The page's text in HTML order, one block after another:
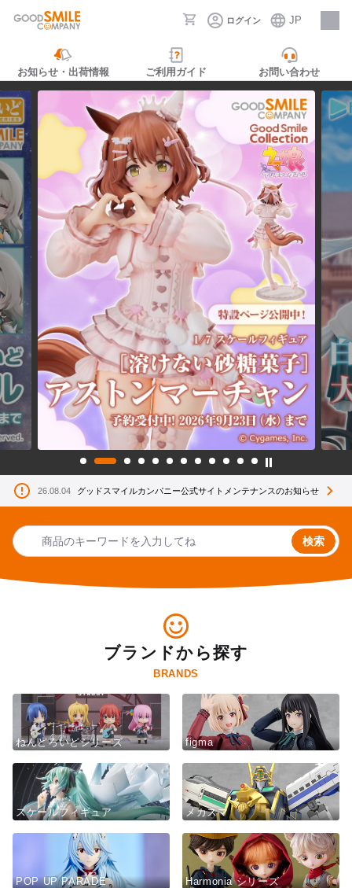
ログイン JP
採用情報
お知らせ・出荷情報 ご利用ガイド お問い合わせ
26.08.04 グッドスマイルカンパニー公式サイトメンテナンスのお知らせ
検索
ブランドから探す
BRANDS
ねんどろいどシリーズ figma
スケールフィギュア メカスマ
POP UP PARADE Harmonia シリーズ